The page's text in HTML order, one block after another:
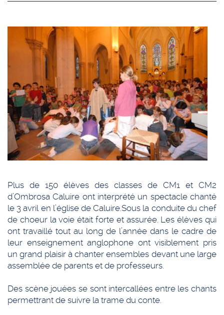
Plus de 150 élèves des classes de CM1 et CM2
d’Ombrosa Caluire ont interprété un spectacle chanté
le 3 avril en l’église de Caluire.Sous la conduite du chef
de choeur la voie était forte et assurée. Les élèves qui
ont travaillé tout au long de l’année dans le cadre de
leur enseignement anglophone ont visiblement pris
un grand plaisir à chanter ensembles devant une large
assemblée de parents et de professeurs.
Des scène jouées se sont intercallées entre les chants
permettrant de suivre la trame du conte.